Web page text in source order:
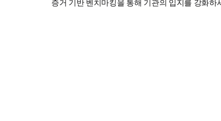
증거 기반 벤치마킹을 통해 기관의 입지를 강화하